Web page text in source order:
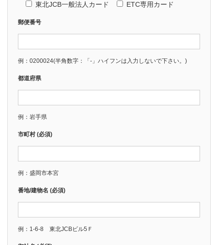
東北JCB一般法人カード
ETC専用カード
郵便番号
例：0200024(半角数字：「-」ハイフンは入力しないで下さい。)
都道府県
例：岩手県
市町村 (必須)
例：盛岡市本宮
番地/建物名 (必須)
例：1-6-8 東北JCBビル5Ｆ